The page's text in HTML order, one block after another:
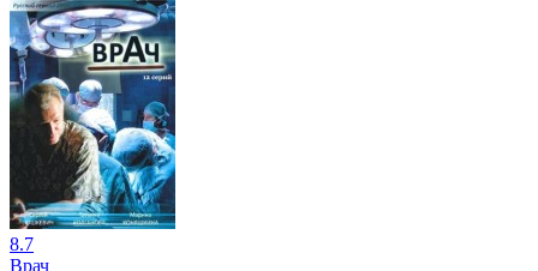
8.7
Врач